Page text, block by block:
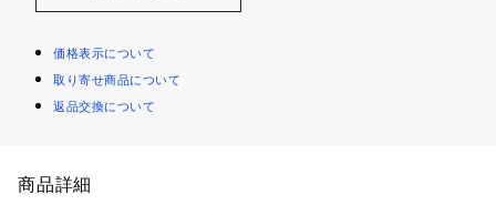
価格表示について
取り寄せ商品について
返品交換について
商品詳細